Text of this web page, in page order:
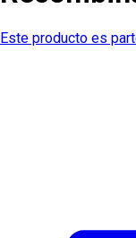
Este producto es